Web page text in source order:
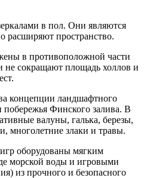
в пол. Они являются
расширяют пространство.
в противоположной части
не сокращают площадь холлов и
концепции ландшафтного
Финского залива. В
валуны, галька, березы,
многолетние злаки и травы.
оборудованы мягким
морской воды и игровыми
из прочного и безопасного